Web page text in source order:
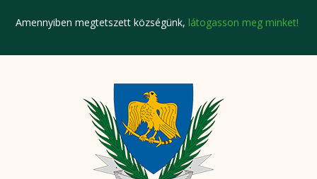
Amennyiben megtetszett községünk, látogasson meg minket!